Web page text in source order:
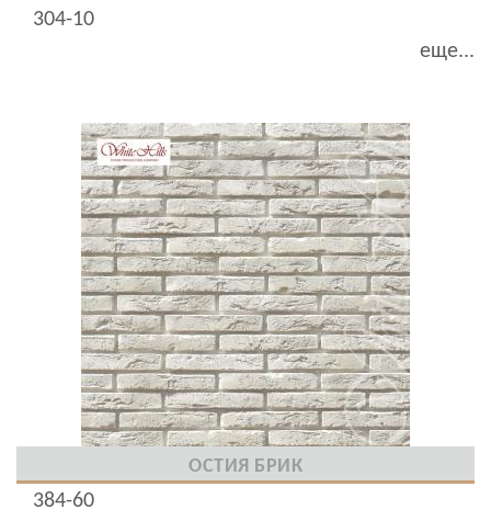
304-10
еще...
ОСТИЯ БРИК
384-60